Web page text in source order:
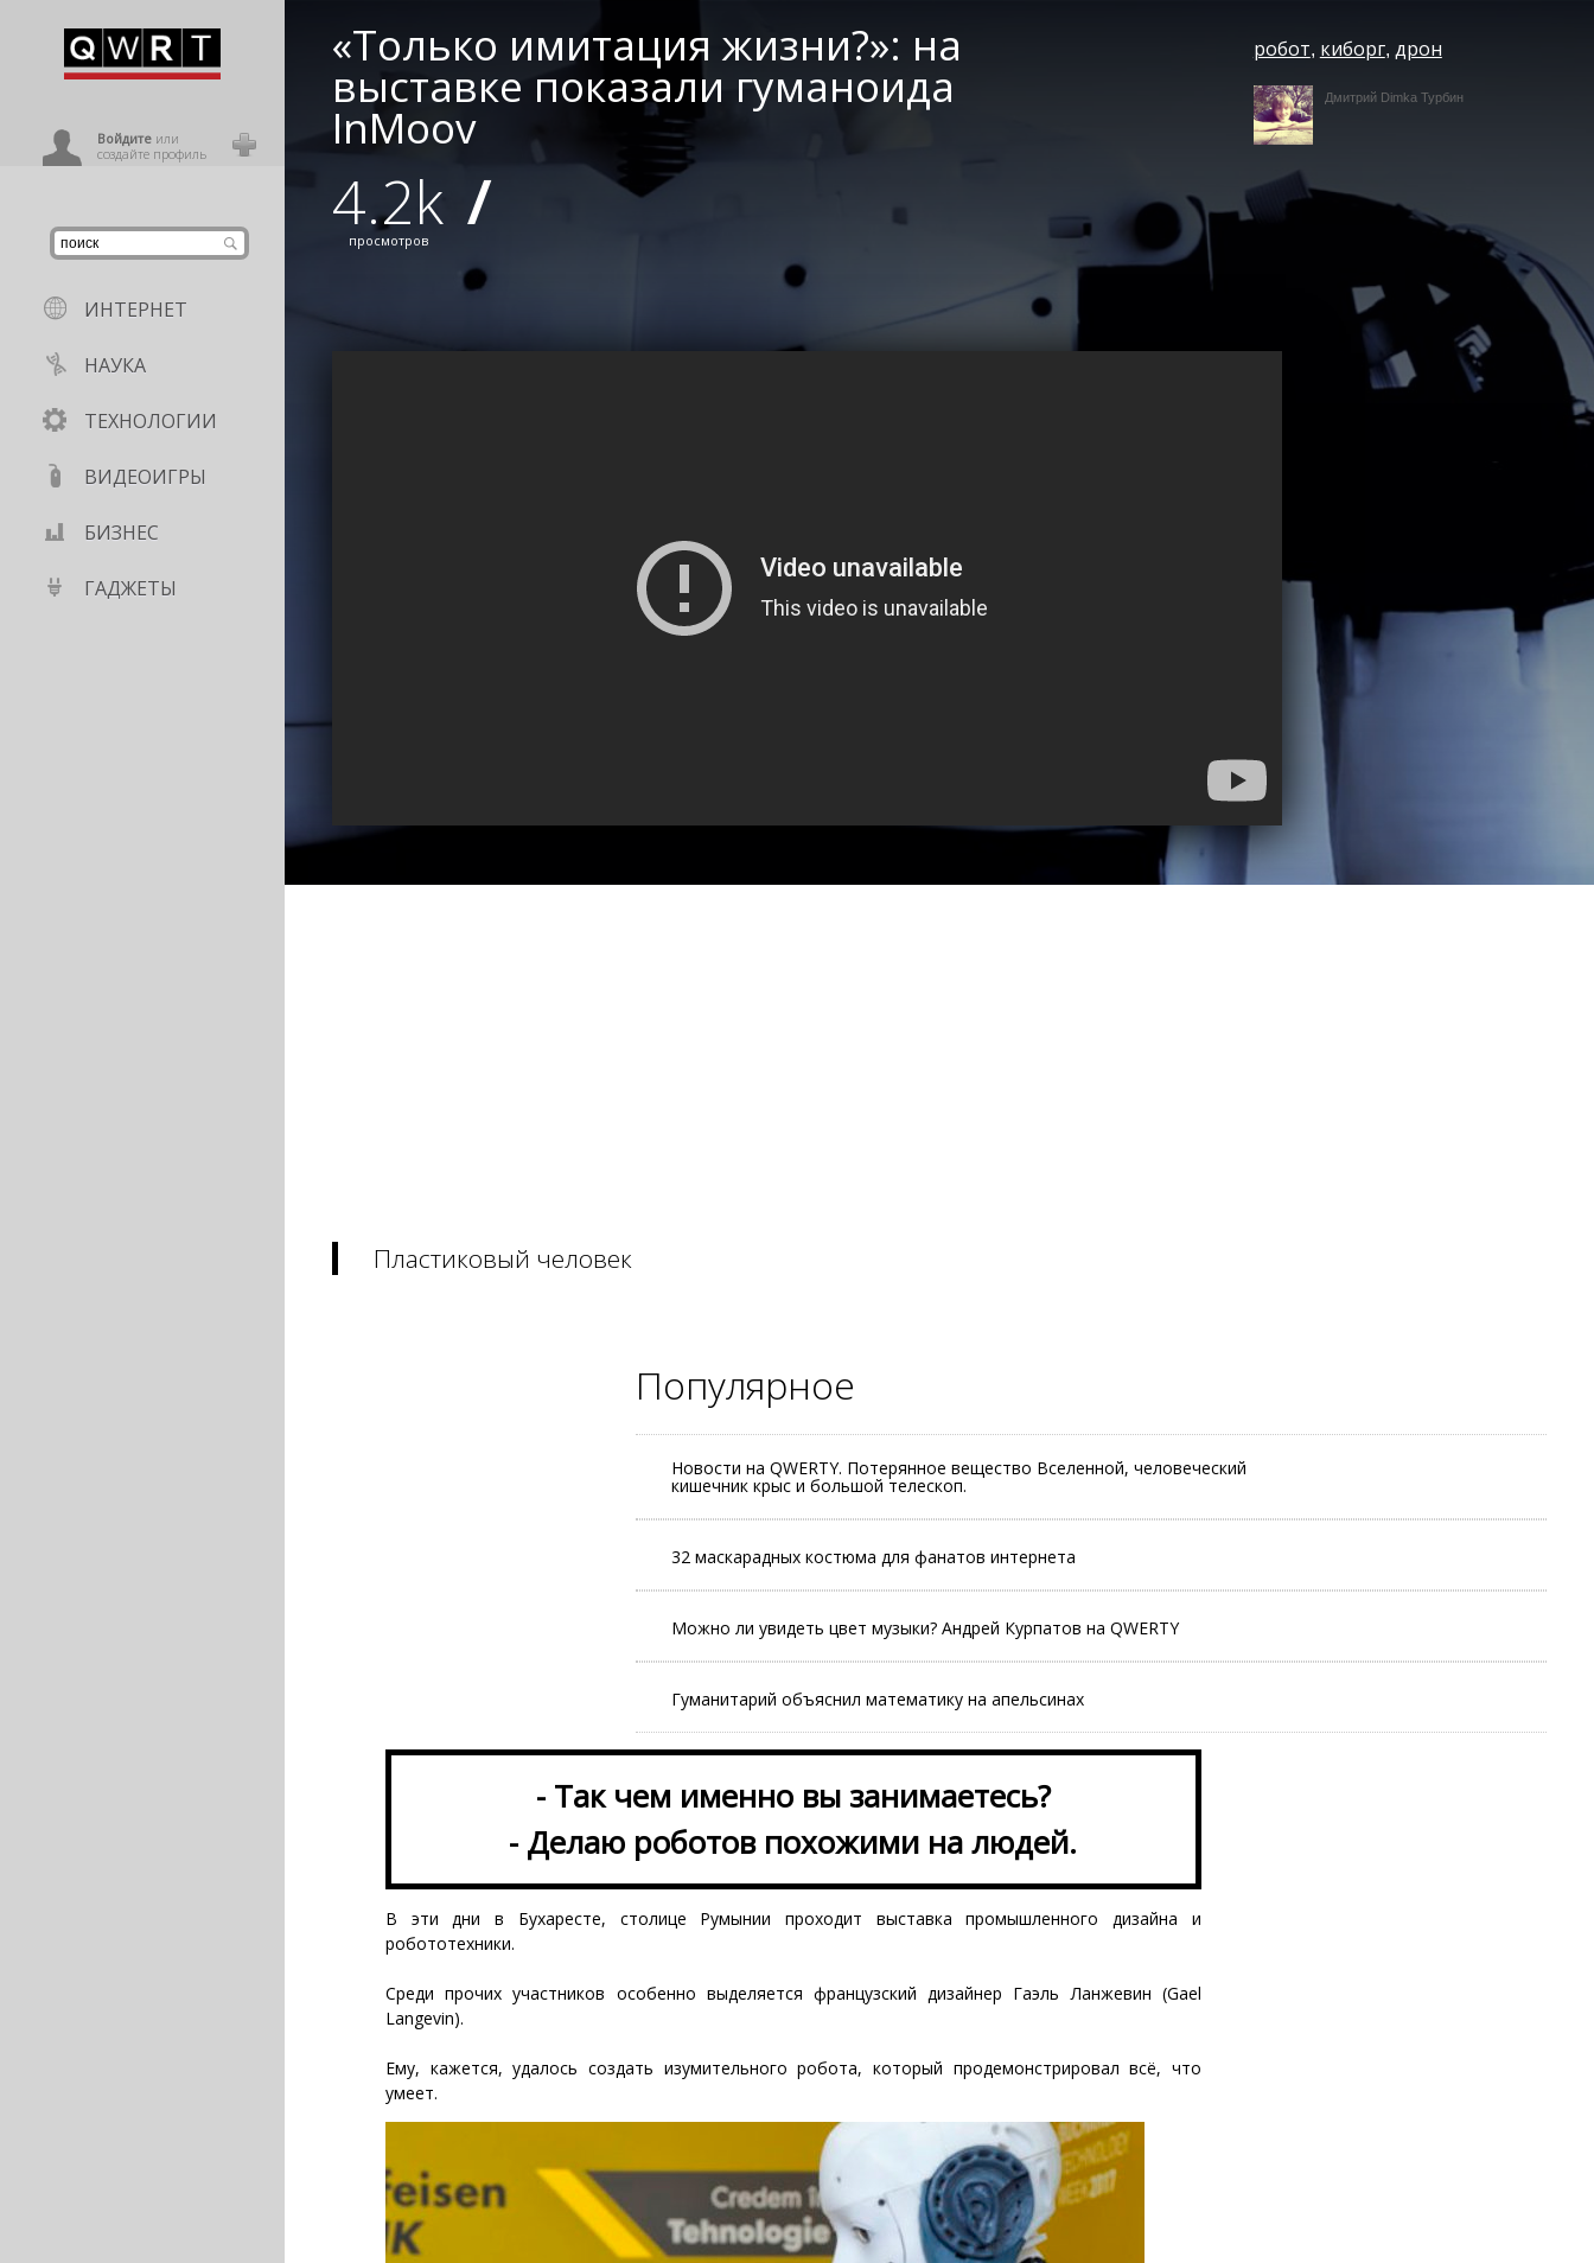
Войдитеили
создайте профиль
ИНТЕРНЕТ
НАУКА
ТЕХНОЛОГИИ
ВИДЕОИГРЫ
БИЗНЕС
ГАДЖЕТЫ
«Только имитация жизни?»: на
выставке показали гуманоида
InMoov
4.2k
просмотров /
робот, киборг, дрон
Дмитрий Dimka Турбин
Пластиковый человек
Популярное
Новости на QWERTY. Потерянное вещество Вселенной, человеческий
кишечник крыс и большой телескоп.
32 маскарадных костюма для фанатов интернета
Можно ли увидеть цвет музыки? Андрей Курпатов на QWERTY
Гуманитарий объяснил математику на апельсинах
- Так чем именно вы занимаетесь?
- Делаю роботов похожими на людей.
В эти дни в Бухаресте, столице Румынии проходит выставка промышленного дизайна и
робототехники.
Среди прочих участников особенно выделяется французский дизайнер Гаэль Ланжевин (Gael
Langevin).
Ему, кажется, удалось создать изумительного робота, который продемонстрировал всё, что
умеет.